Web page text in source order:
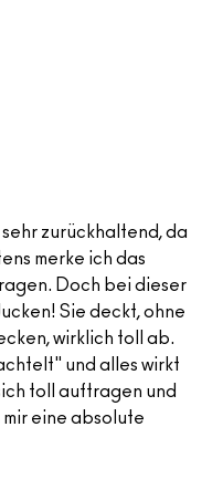
zurückhaltend, da
merke ich das
Doch bei dieser
Sie deckt, ohne
wirklich toll ab.
und alles wirkt
toll auftragen und
eine absolute